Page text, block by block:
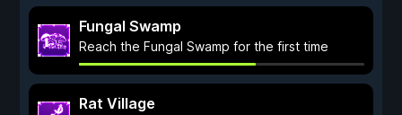
Fungal Swamp
Reach the Fungal Swamp for the first time
Rat Village